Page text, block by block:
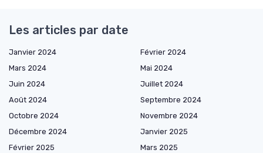
Les articles par date
Janvier 2024
Février 2024
Mars 2024
Mai 2024
Juin 2024
Juillet 2024
Août 2024
Septembre 2024
Octobre 2024
Novembre 2024
Décembre 2024
Janvier 2025
Février 2025
Mars 2025